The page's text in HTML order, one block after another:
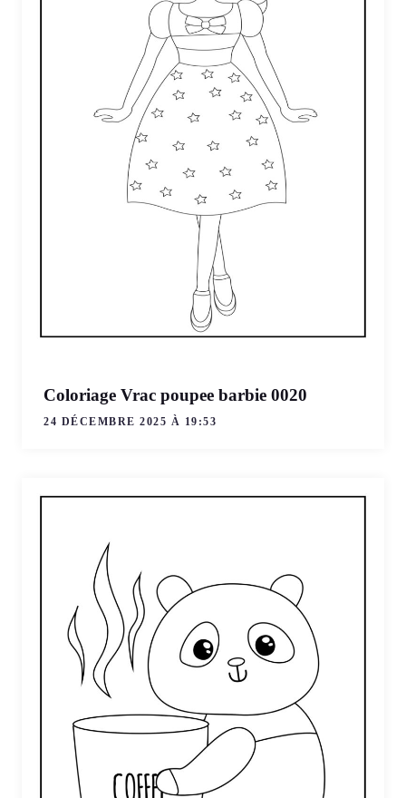
Coloriage Vrac poupee barbie 0020
24 DÉCEMBRE 2025 À 19:53